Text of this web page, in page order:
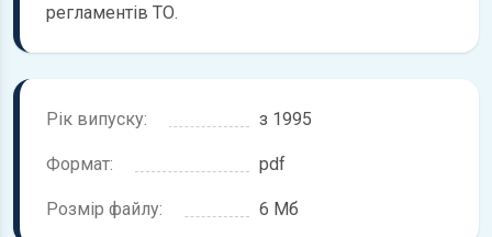
регламентів ТО.
Рік випуску: з 1995
Формат: pdf
Розмір файлу: 6 Мб